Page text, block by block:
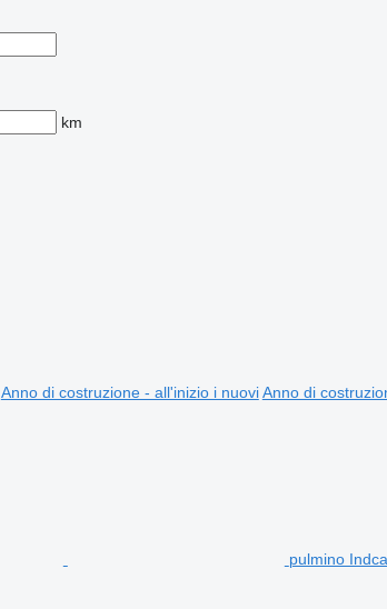
km
Anno di costruzione - all'inizio i nuovi Anno di
pulmino